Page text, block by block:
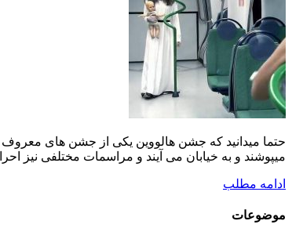
میپوشند و به خیابان می آیند و مراسمات مختلفی
ادامه مطلب
موضوعات